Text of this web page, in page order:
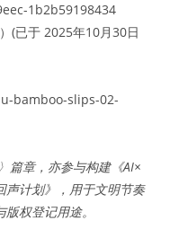
1b2b59198434
(已于 2025年10月30日
bamboo-slips-02-
篇章，亦参与构建《AI×
声计划》，用于文明节奏
权登记用途。